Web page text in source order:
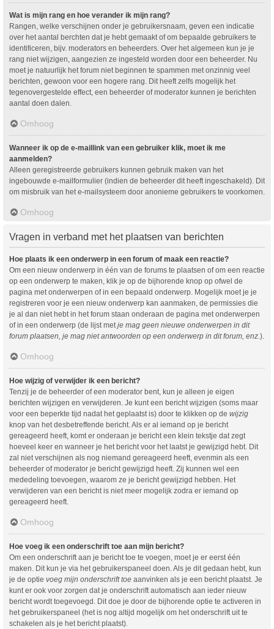
Wat is mijn rang en hoe verander ik mijn rang?
Rangen, welke verschijnen onder je gebruikersnaam, geven een indicatie
over het aantal berchten dat je hebt gemaakt of om bepaalde gebruikers te
identificeren, bijv. moderators en beheerders. Over het algemeen kun je je
rang niet wijzigen, aangezien ze ingesteld worden door een beheerder. Nu
moet je natuurlijk het forum niet beginnen te spammen met onzinnig veel
berichten, gewoon voor een hogere rang. Dit heeft zelfs mogelijk het
tegenovergestelde effect, een beheerder of moderator kunnen je berichten
aantal doen dalen.
Omhoog
Wanneer ik op de e-maillink van een gebruiker klik, moet ik me
aanmelden?
Alleen geregistreerde gebruikers kunnen gebruik maken van het
ingebouwde e-mailformulier (indien de beheerder dit heeft ingeschakeld). Dit
om misbruik van het e-mailsysteem door anonieme gebruikers te voorkomen.
Omhoog
Vragen in verband met het plaatsen van berichten
Hoe plaats ik een onderwerp in een forum of maak een reactie?
Om een nieuw onderwerp in één van de forums te plaatsen of om een reactie
op een onderwerp te maken, klik je op de bijhorende knop op ofwel de
pagina met onderwerpen of in een bepaald onderwerp. Mogelijk moet je je
registreren voor je een nieuw onderwerp kan aanmaken, de permissies die
je al dan niet hebt in het forum staan onderaan de pagina met onderwerpen
of in een onderwerp (de lijst metje mag geen nieuwe onderwerpen in dit
forum plaatsen, je mag niet antwoorden op een onderwerp in dit forum, enz.).
Omhoog
Hoe wijzig of verwijder ik een bericht?
Tenzij je de beheerder of een moderator bent, kun je alleen je eigen
berichten wijzigen en verwijderen. Je kunt een bericht wijzigen (soms maar
voor een beperkte tijd nadat het geplaatst is) door te klikken op de wijzig
knop van het desbetreffende bericht. Als er al iemand op je bericht
gereageerd heeft, komt er onderaan je bericht een klein tekstje dat zegt
hoeveel keer en wanneer je het bericht voor het laatst je gewijzigd hebt. Dit
zal niet verschijnen als nog niemand gereageerd heeft, evenmin als een
beheerder of moderator je bericht gewijzigd heeft. Zij kunnen wel een
mededeling toevoegen, waarom ze je bericht gewijzigd hebben. Het
verwijderen van een bericht is niet meer mogelijk zodra er iemand op
gereageerd heeft.
Omhoog
Hoe voeg ik een onderschrift toe aan mijn bericht?
Om een onderschrift aan je bericht toe te voegen, moet je er eerst één
maken. Dit kun je via het gebruikerspaneel doen. Als je dit gedaan hebt, kun
je de optie voeg mijn onderschrift toe aanvinken als je een bericht plaatst. Je
kunt er ook voor zorgen dat je onderschrift automatisch aan ieder nieuw
bericht wordt toegevoegd. Dit doe je door de bijhorende optie te activeren in
het gebruikerspaneel (het is nog altijd mogelijk om het onderschrift uit te
schakelen als je het bericht plaatst).